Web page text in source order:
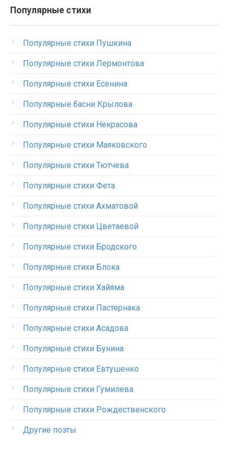
Популярные стихи
Популярные стихи Пушкина
Популярные стихи Лермонтова
Популярные стихи Есенина
Популярные басни Крылова
Популярные стихи Некрасова
Популярные стихи Маяковского
Популярные стихи Тютчева
Популярные стихи Фета
Популярные стихи Ахматовой
Популярные стихи Цветаевой
Популярные стихи Бродского
Популярные стихи Блока
Популярные стихи Хайяма
Популярные стихи Пастернака
Популярные стихи Асадова
Популярные стихи Бунина
Популярные стихи Евтушенко
Популярные стихи Гумилева
Популярные стихи Рождественского
Другие поэты